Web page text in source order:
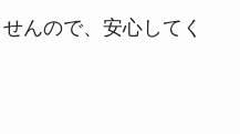
んので、安心してく